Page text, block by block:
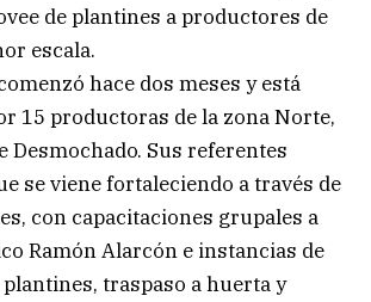
de plantines a productores de
escala.
hace dos meses y está
15 productoras de la zona Norte,
Desmochado. Sus referentes
se viene fortaleciendo a través de
con capacitaciones grupales a
Ramón Alarcón e instancias de
traspaso a huerta y